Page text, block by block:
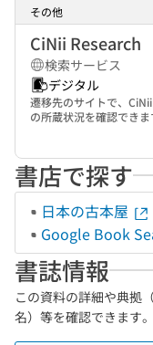
その他
CiNii Research
検索サービス
デジタル
遷移先のサイトで、
の所蔵状況を確認できま
書店で探す
日本の古本屋
Google Book
書誌情報
この資料の詳細や典拠
名）等を確認できます。